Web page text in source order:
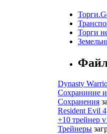
Торги
Dynasty
Сохраниние
Сохранения
Resident Evil 4
+10 трейнер
Трейнеры